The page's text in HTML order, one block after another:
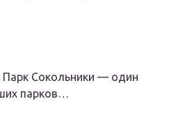
Парк Сокольники — один
парков…